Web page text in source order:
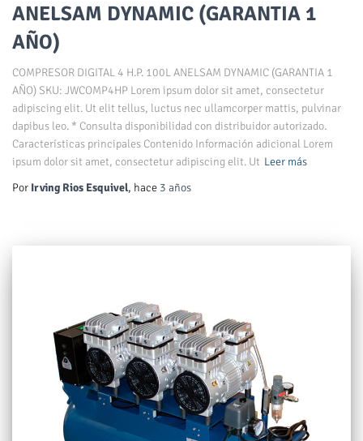
ANELSAM DYNAMIC (GARANTIA 1
AÑO)
COMPRESOR DIGITAL 4 H.P. 100L ANELSAM DYNAMIC (GARANTIA 1
AÑO) SKU: JWCOMP4HP Lorem ipsum dolor sit amet, consectetur
adipiscing elit. Ut elit tellus, luctus nec ullamcorper mattis, pulvinar
dapibus leo. * Consulta disponibilidad con distribuidor autorizado.
Características principales Contenido Información adicional Lorem
ipsum dolor sit amet, consectetur adipiscing elit. Ut Leer más
Por Irving Rios Esquivel, hace 3 años